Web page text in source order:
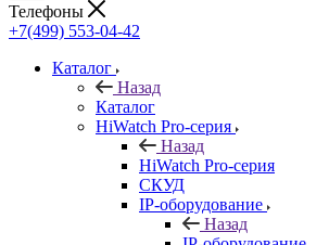
Телефоны
+7(499) 553-04-42
Каталог
Назад
Каталог
HiWatch Pro-серия
Назад
HiWatch Pro-серия
CКУД
IP-оборудование
Назад